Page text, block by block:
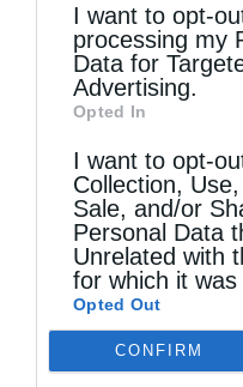
disclose it to other
I want to opt-
processing my
Data for
Advertising.
Opted In
I want to opt-
Collection,
Sale, and/or
Personal Data
Unrelated with
for which it was
Opted Out
CONFIRM
Ελληνικός Ερυθρός
περιέχει ένα
Η πανήγυρις της
στη Θεσσαλονίκη
Όταν είσαι ευλαβής